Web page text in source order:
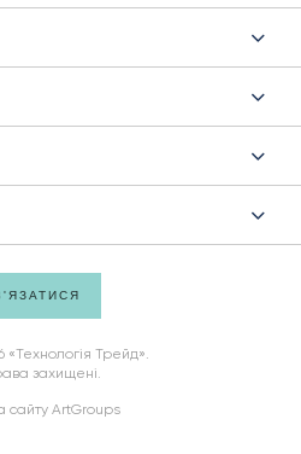
Трейд».
захищені.
сайту ArtGroups